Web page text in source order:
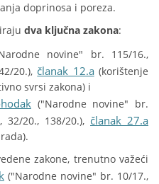
doprinosa i poreza.
dva ključna zakona:
novine" br. 115/16.,
20.), članak 12.a(korištenje
svrsi zakona) i
("Narodne novine" br.
32/20., 138/20.), članak 27.a
zakone, trenutno važeći
("Narodne novine" br. 10/17.,